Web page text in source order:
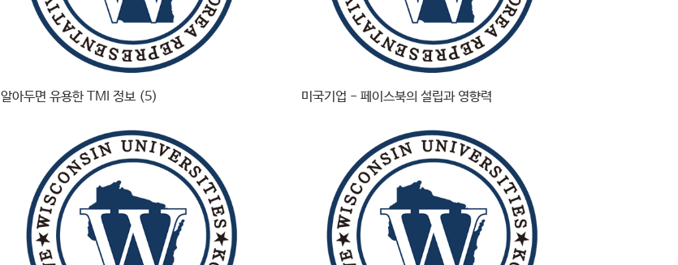
알아두면 유용한 TMI 정보 (5) 미국기업 - 페이스북의 설립과 영향력